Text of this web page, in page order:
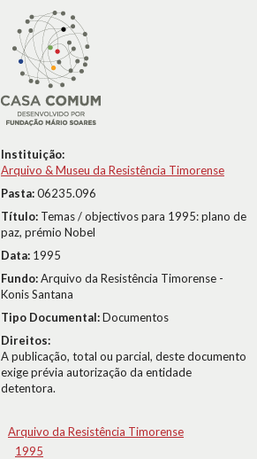
Instituição:
Arquivo & Museu da Resistência Timorense
Pasta:06235.096
Título: Temas / objectivos para 1995: plano de
paz, prémio Nobel
Data: 1995
Fundo:Arquivo da Resistência Timorense -
Konis Santana
Tipo Documental:Documentos
Direitos:
A publicação, total ou parcial, deste documento
exige prévia autorização da entidade
detentora.
Arquivo da Resistência Timorense
1995